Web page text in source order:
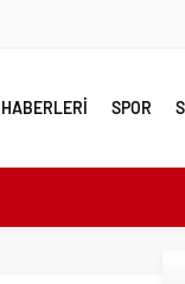
SPOR